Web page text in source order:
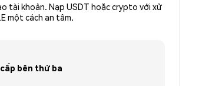
tài khoản. Nạp USDT hoặc crypto với xử
một cách an tâm.
bên thứ ba